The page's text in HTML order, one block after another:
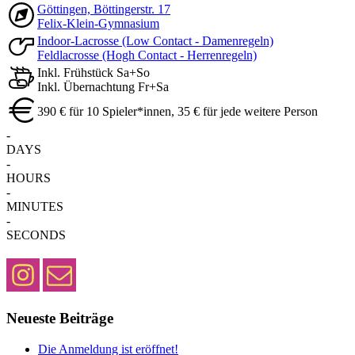
Göttingen, Böttingerstr. 17
Felix-Klein-Gymnasium
Indoor-Lacrosse (Low Contact - Damenregeln)
Feldlacrosse (Hogh Contact - Herrenregeln)
Inkl. Frühstück Sa+So
Inkl. Übernachtung Fr+Sa
390 € für 10 Spieler*innen, 35 € für jede weitere Person
-
DAYS
-
HOURS
-
MINUTES
-
SECONDS
Neueste Beiträge
Die Anmeldung ist eröffnet!